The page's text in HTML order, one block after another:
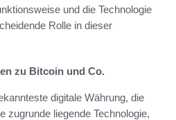
und die Technologie
Rolle in dieser
zu Bitcoin und Co.
digitale Währung, die
zugrunde liegende Technologie,